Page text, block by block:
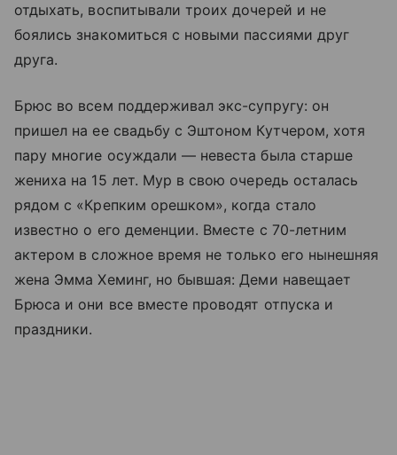
отдыхать, воспитывали троих дочерей и не
боялись знакомиться с новыми пассиями друг
друга.
Брюс во всем поддерживал экс-супругу: он
пришел на ее свадьбу с Эштоном Кутчером, хотя
пару многие осуждали — невеста была старше
жениха на 15 лет. Мур в свою очередь осталась
рядом с «Крепким орешком», когда стало
известно о его деменции. Вместе с 70-летним
актером в сложное время не только его нынешняя
жена Эмма Хеминг, но бывшая: Деми навещает
Брюса и они все вместе проводят отпуска и
праздники.